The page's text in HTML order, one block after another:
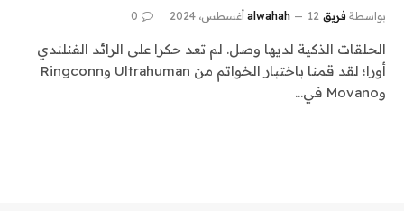
بواسطة فريق alwahah 12 أغسطس، 2024 0
الحلقات الذكية لديها وصل. لم تعد حكرا على الرائد الفنلندي
أورا؛ لقد قمنا باختبار الخواتم من Ultrahuman وRingconn
وMovano في…